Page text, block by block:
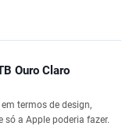
Ouro Claro
termos de design,
só a Apple poderia fazer.